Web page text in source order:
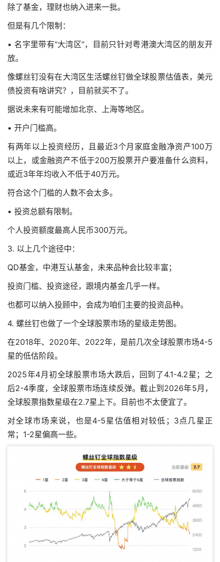
除了基金，理财也纳入进来一批。
但是有几个限制：
• 名字里带有“大湾区”，目前只针对粤港澳大湾区的朋友开
放。
像螺丝钉没有在大湾区生活螺丝钉做全球股票估值表，美元
债投资有啥讲究？，目前就买不了。
据说未来有可能增加北京、上海等地区。
• 开户门槛高。
有两年以上投资经历，且最近3个月家庭金融净资产100万
以上，或金融资产不低于200万股票开户要准备什么资料，
或近3年年均收入不低于40万元。
符合这个门槛的人数不会太多。
• 投资总额有限制。
个人投资额度最高人民币300万元。
3. 以上几个途径中：
QD基金，中港互认基金，未来品种会比较丰富；
投资门槛、投资途径，跟境内基金几乎一样。
也都可以纳入投顾中，会成为咱们主要的投资品种。
4. 螺丝钉也做了一个全球股票市场的星级走势图。
在2018年、2020年、2022年，是前几次全球股票市场4-5
星的低估阶段。
2025年4月初全球股票市场大跌后，回到了4.1-4.2星；之
后2-4季度，全球股票市场连续反弹。截止到2026年5月，
全球股票指数星级在2.7星上下。目前也不太便宜了。
对全球市场来说，也是4-5星估值相对较低；3点几星正
常；1-2星偏高一些。